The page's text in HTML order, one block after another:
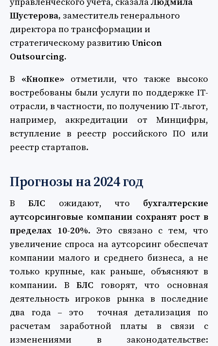
Шустерова, заместитель генерального
директора по трансформации и
стратегическому развитию Unicon
Outsourcing.
В «Кнопке» отметили, что также высоко
востребованы были услуги по поддержке IT-
отрасли, в частности, по получению IT-льгот,
например, аккредитации от Минцифры,
вступление в реестр российского ПО или
реестр стартапов.
Прогнозы на 2024 год
ВБЛС ожидают, что бухгалтерские
аутсорсинговые компании сохранят рост в
пределах 10-20%. Это связано с тем, что
увеличение спроса на аутсорсинг обеспечат
компании малого и среднего бизнеса, а не
только крупные, как раньше, объясняют в
компании. ВБЛС говорят, что основная
деятельность игроков рынка в последние
два года – это точная детализация по
расчетам заработной платы в связи с
изменениями в законодательстве: